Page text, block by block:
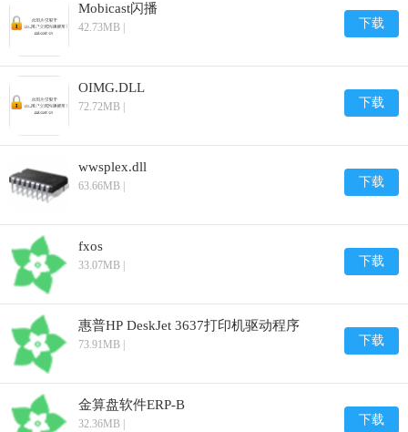
Mobicast闪播
42.73MB | 下载
OIMG.DLL
72.72MB | 下载
wwsplex.dll
63.66MB | 下载
fxos
33.07MB | 下载
惠普HP DeskJet 3637打印机驱动程序
73.91MB | 下载
金算盘软件ERP-B
32.36MB | 下载